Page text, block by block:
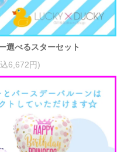
選べるスターセット
6,672円)